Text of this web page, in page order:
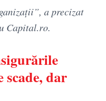
a precizat
Capital.ro.
scade, dar